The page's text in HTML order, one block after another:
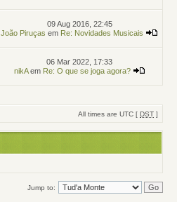
09 Aug 2016, 22:45
João Piruças em Re: Novidades Musicais
06 Mar 2022, 17:33
nikAem Re: O que se joga agora?
All times are UTC [ DST ]
Jump to: